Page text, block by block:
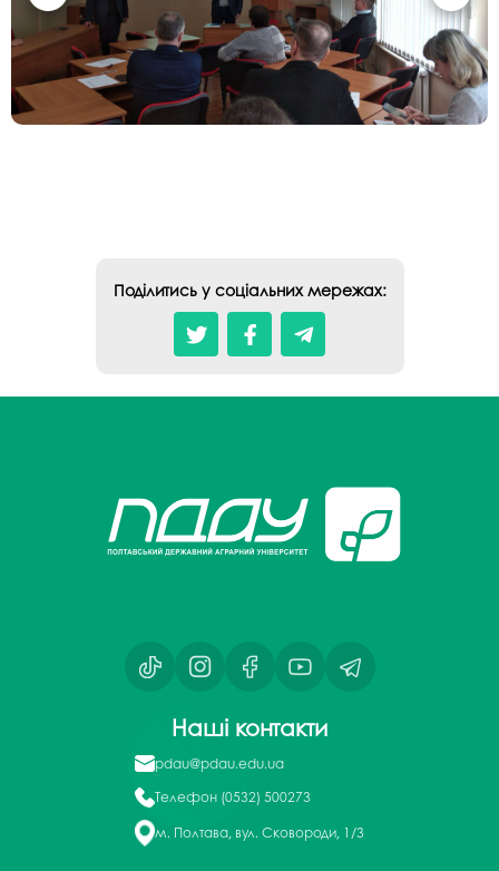
Поділитись у соціальних мережах:
Наші контакти
pdau@pdau.edu.ua
Телефон (0532) 500273
м. Полтава, вул. Сковороди, 1/3